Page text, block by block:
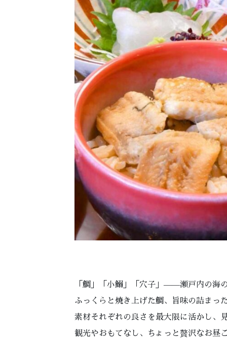
「鯛」「小鰯」「穴子」——瀬戸内の海
ふっくらと焼き上げた鯛、旨味の詰まっ
素材それぞれの良さを最大限に活かし、
観光やおもてなし、ちょっと贅沢なお昼